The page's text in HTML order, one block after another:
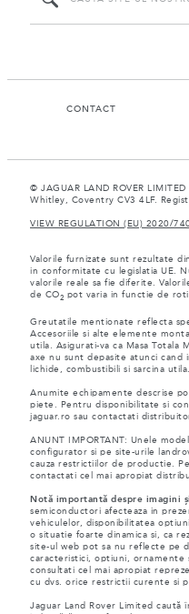
CONTACT
© JAGUAR LAND ROVER
Whitley, Coventry CV3 4LF.
VIEW REGULATION (EU) 2020/
Valorile furnizate sunt rezultate
in conformitate cu legislatia UE.
valorile reale sa fie diferite.
de CO2 pot varia in functie de
Greutatile mentionate reflecta
Accesoriile si alte elemente
utila. Asigurati-va ca Masa Totala
axe nu sunt depasite atunci cand
lichide, combustibili si sarcina utila.
Anumite echipamente descrise
piete. Pentru disponibilitate si
jaguar.ro sau contactati
ANUNT IMPORTANT: Unele
configurator si pe site-urile
cauza restrictiilor de productie.
contactati cel mai apropiat
Notă importantă despre imagini
semiconductori afecteaza in
vehiculelor, disponibilitatea
o situatie foarte dinamica si, ca
site-ul web pot sa nu reflecte pe
caracteristici, optiuni, ornamente
consultati cel mai apropiat
cu dvs. orice restrictii curente si
Jaguar Land Rover Limited caută